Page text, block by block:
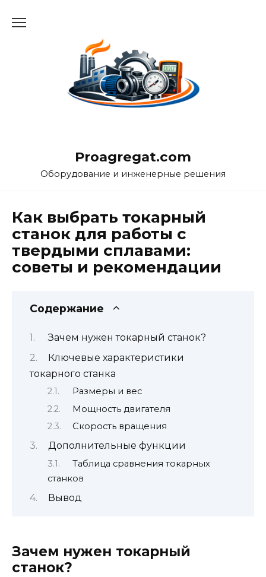
Proagregat.com
Оборудование и инженерные решения
Как выбрать токарный
станок для работы с
твердыми сплавами:
советы и рекомендации
Содержание
Зачем нужен токарный станок?
Ключевые характеристики
токарного станка
Размеры и вес
Мощность двигателя
Скорость вращения
Дополнительные функции
Таблица сравнения токарных
станков
Вывод
Зачем нужен токарный
станок?